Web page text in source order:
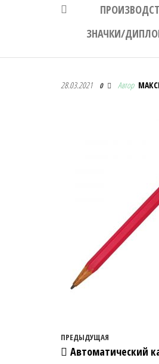
ЗНАЧКИ/
Первая
28.03.2021 0 Автор
Навигация
Предыдущая запись
ПРЕДЫДУЩАЯ
Автоматический